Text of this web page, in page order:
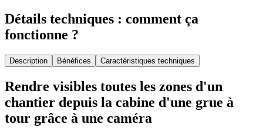
Détails techniques : comment ça
fonctionne ?
Description Bénéfices Caractéristiques techniques
Rendre visibles toutes les zones d'un
chantier depuis la cabine d'une grue à
tour grâce à une caméra